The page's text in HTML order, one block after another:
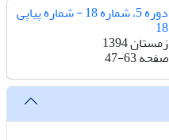
دوره 5، شماره 18 - شماره پیاپی
18
زمستان 1394
صفحه47-63